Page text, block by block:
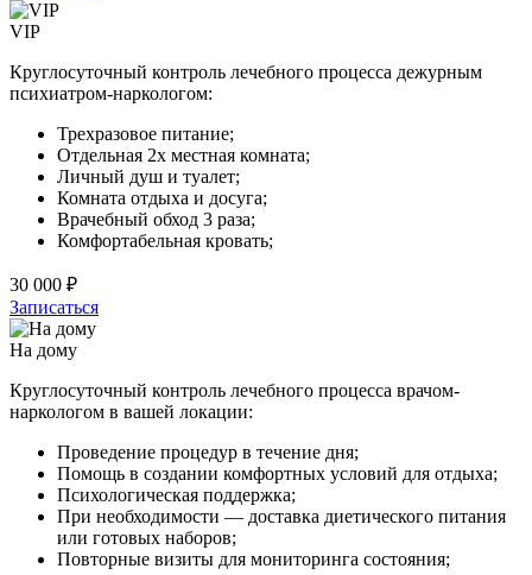
VIP
Круглосуточный контроль лечебного процесса дежурным
психиатром-наркологом:
Трехразовое питание;
Отдельная 2х местная комната;
Личный душ и туалет;
Комната отдыха и досуга;
Врачебный обход 3 раза;
Комфортабельная кровать;
30 000 ₽
Записаться
На дому
Круглосуточный контроль лечебного процесса врачом-
наркологом в вашей локации:
Проведение процедур в течение дня;
Помощь в создании комфортных условий для отдыха;
Психологическая поддержка;
При необходимости — доставка диетического питания
или готовых наборов;
Повторные визиты для мониторинга состояния;